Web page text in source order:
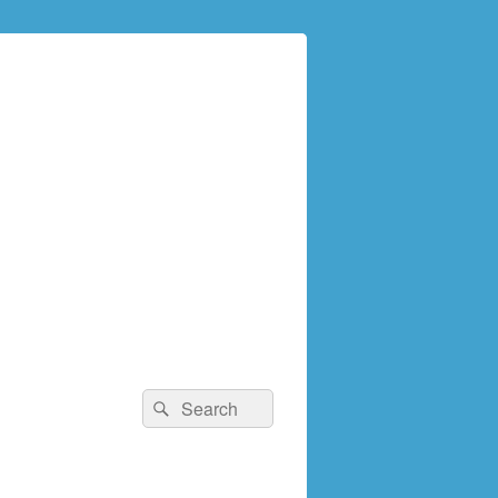
検
索:
検
索